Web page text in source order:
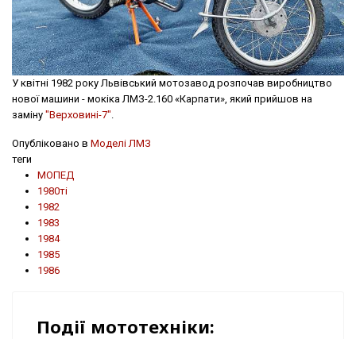
У квітні 1982 року Львівський мотозавод розпочав виробництво
нової машини - мокіка ЛМЗ-2.160 «Карпати», який прийшов на
заміну "Верховині-7"
Опубліковано в Моделі ЛМЗ
теги
МОПЕД
1980ті
1982
1983
1984
1985
1986
Події мототехніки: